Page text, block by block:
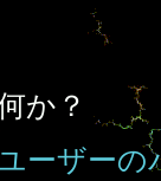
か？
ーザーの